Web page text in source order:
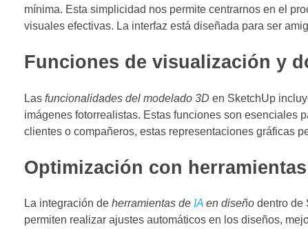
mínima. Esta simplicidad nos permite centrarnos en el
visuales efectivas. La interfaz está diseñada para ser
Funciones de visualización y
Las funcionalidades del modelado 3D en SketchUp
imágenes fotorrealistas. Estas funciones son esenciales
clientes o compañeros, estas representaciones gráficas
Optimización con
La integración de herramientas de IA en diseño dentro de
permiten realizar ajustes automáticos en los diseños,